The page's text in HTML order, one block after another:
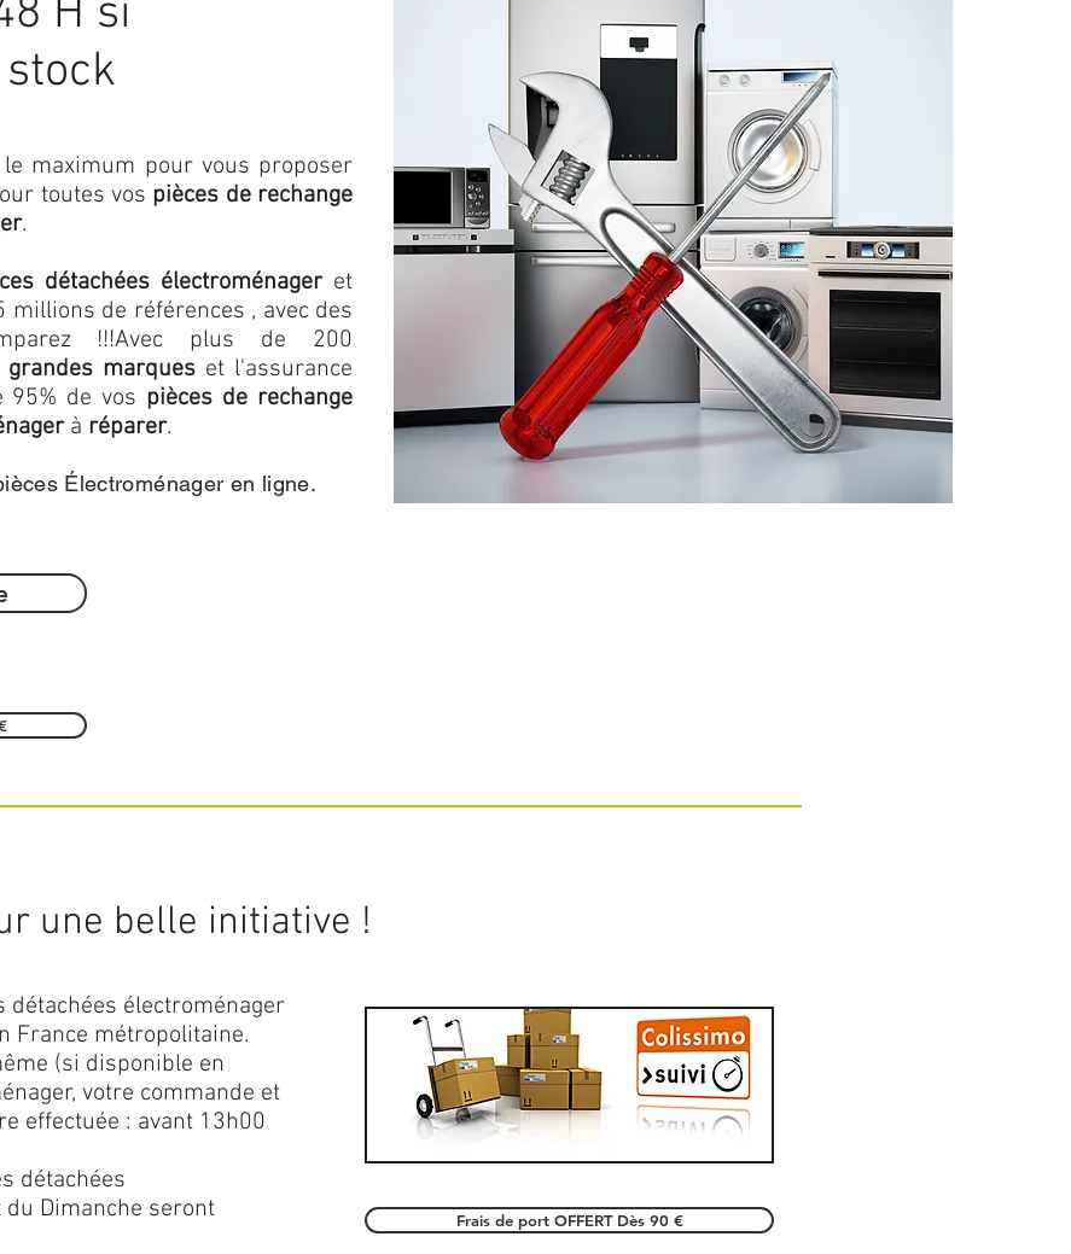
H si
maximum pour vous proposer
toutes vos pièces de rechange
.
détachées électroménageret
de références , avec des
!!!Avec plus de 200
grandes marques et l'assurance
de vos pièces de rechange
à réparer.
Électroménager en ligne.
une belle initiative !
détachées électroménager
France métropolitaine.
(si disponible en
votre commande et
effectuée : avant 13h00
détachées
Dimanche seront
Frais de port OFFERT Dès 90 €